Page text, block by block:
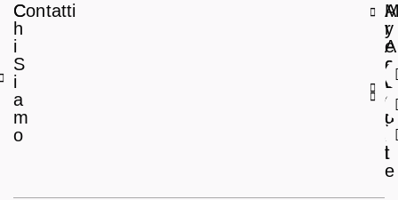
C
h
i
S
i
a
m
o
Contatti
A
r
e
a
L
e
g
l
e
y
A
c
c
o
u
t